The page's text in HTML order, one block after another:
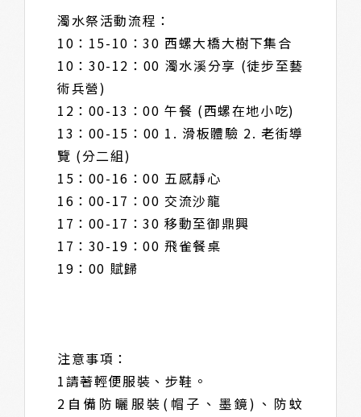
濁水祭活動流程：
10：15-10：30 西螺大橋大樹下集合
10：30-12：00 濁水溪分享 (徒步至藝
術兵營)
12：00-13：00 午餐 (西螺在地小吃)
13：00-15：00 1. 滑板體驗 2. 老街導
覽 (分二組)
15：00-16：00 五感靜心
16：00-17：00 交流沙龍
17：00-17：30 移動至御鼎興
17：30-19：00 飛雀餐桌
19：00 賦歸
注意事項：
1請著輕便服裝、步鞋。
2自備防曬服裝(帽子、墨鏡)、防蚊